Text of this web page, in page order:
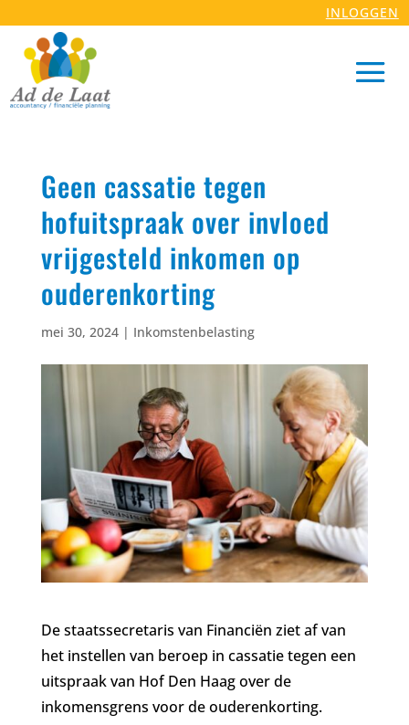
INLOGGEN
Geen cassatie tegen
hofuitspraak over invloed
vrijgesteld inkomen op
ouderenkorting
mei 30, 2024| Inkomstenbelasting
De staatssecretaris van Financiën ziet af van
het instellen van beroep in cassatie tegen een
uitspraak van Hof Den Haag over de
inkomensgrens voor de ouderenkorting.